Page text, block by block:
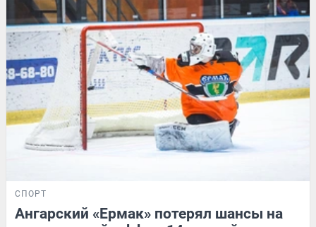
СПОРТ
Ангарский «Ермак» потерял шансы на